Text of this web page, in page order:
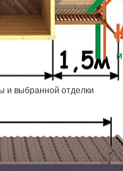
и выбранной отделки